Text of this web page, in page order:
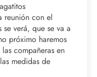
reunión con el
verá, que se va a
próximo haremos
compañeras en
medidas de